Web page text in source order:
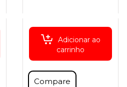
Adicionar ao
carrinho
Compare